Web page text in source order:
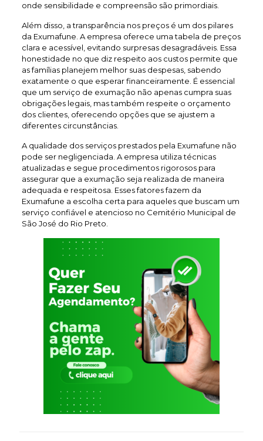
onde sensibilidade e compreensão são primordiais.
Além disso, a transparência nos preços é um dos pilares
da Exumafune. A empresa oferece uma tabela de preços
clara e acessível, evitando surpresas desagradáveis. Essa
honestidade no que diz respeito aos custos permite que
as famílias planejem melhor suas despesas, sabendo
exatamente o que esperar financeiramente. É essencial
que um serviço de exumação não apenas cumpra suas
obrigações legais, mas também respeite o orçamento
dos clientes, oferecendo opções que se ajustem a
diferentes circunstâncias.
A qualidade dos serviços prestados pela Exumafune não
pode ser negligenciada. A empresa utiliza técnicas
atualizadas e segue procedimentos rigorosos para
assegurar que a exumação seja realizada de maneira
adequada e respeitosa. Esses fatores fazem da
Exumafune a escolha certa para aqueles que buscam um
serviço confiável e atencioso no Cemitério Municipal de
São José do Rio Preto.